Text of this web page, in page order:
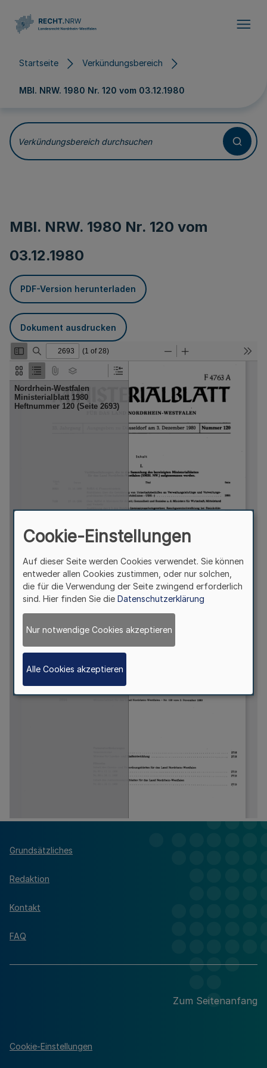
Startseite Verkündungsbereich
MBl. NRW. 1980 Nr. 120 vom 03.12.1980
Verkündungsbereich durchsuchen
MBl. NRW. 1980 Nr. 120 vom
03.12.1980
PDF-Version herunterladen
Dokument ausdrucken
Grundsätzliches
Redaktion
Kontakt
FAQ
Zum Seitenanfang
Cookie-Einstellungen
Cookie-Einstellungen
Auf dieser Seite werden Cookies verwendet. Sie können
entweder allen Cookies zustimmen, oder nur solchen,
die für die Verwendung der Seite zwingend erforderlich
sind. Hier finden Sie die Datenschutzerklärung
Nur notwendige Cookies akzeptieren
Alle Cookies akzeptieren